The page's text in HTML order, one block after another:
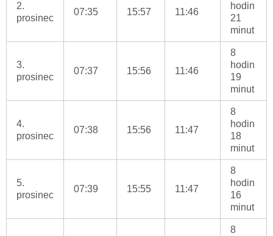
2.
prosinec
07:35 15:57 11:46
hodin
21
minut
3.
prosinec
07:37 15:56 11:46
8
hodin
19
minut
4.
prosinec
07:38 15:56 11:47
8
hodin
18
minut
5.
prosinec
07:39 15:55 11:47
8
hodin
16
minut
8